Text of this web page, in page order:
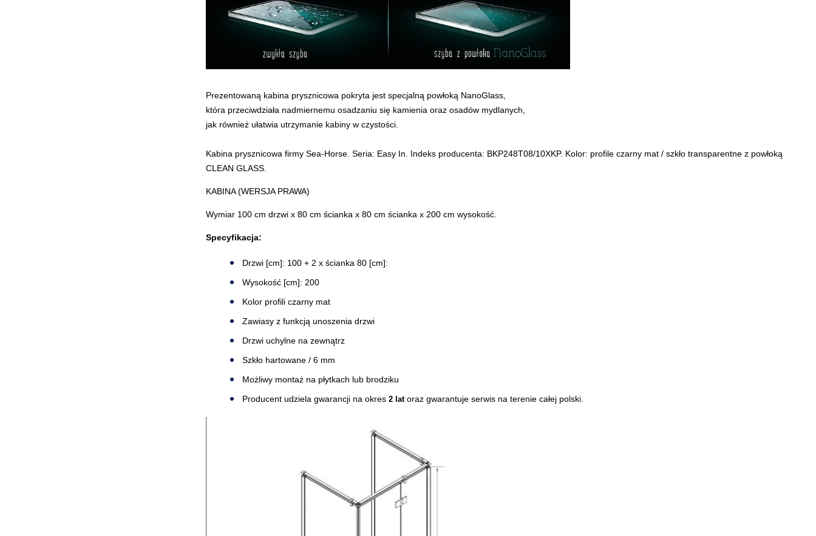
Prezentowaną kabina prysznicowa pokryta jest specjalną powłoką NanoGlass,
która przeciwdziała nadmiernemu osadzaniu się kamienia oraz osadów mydlanych,
jak również ułatwia utrzymanie kabiny w czystości.
Kabina prysznicowa firmy Sea-Horse. Seria: Easy In. Indeks producenta: BKP248T08/10XKP. Kolor: profile czarny mat / szkło transparentne z powłoką
CLEAN GLASS.
KABINA (WERSJA PRAWA)
Wymiar 100 cm drzwi x 80 cm ścianka x 80 cm ścianka x 200 cm wysokość.
Specyfikacja:
Drzwi [cm]: 100 + 2 x ścianka 80 [cm]:
Wysokość [cm]: 200
Kolor profili czarny mat
Zawiasy z funkcją unoszenia drzwi
Drzwi uchylne na zewnątrz
Szkło hartowane / 6 mm
Możliwy montaż na płytkach lub brodziku
Producent udziela gwarancji na okres 2 latoraz gwarantuje serwis na terenie całej polski.